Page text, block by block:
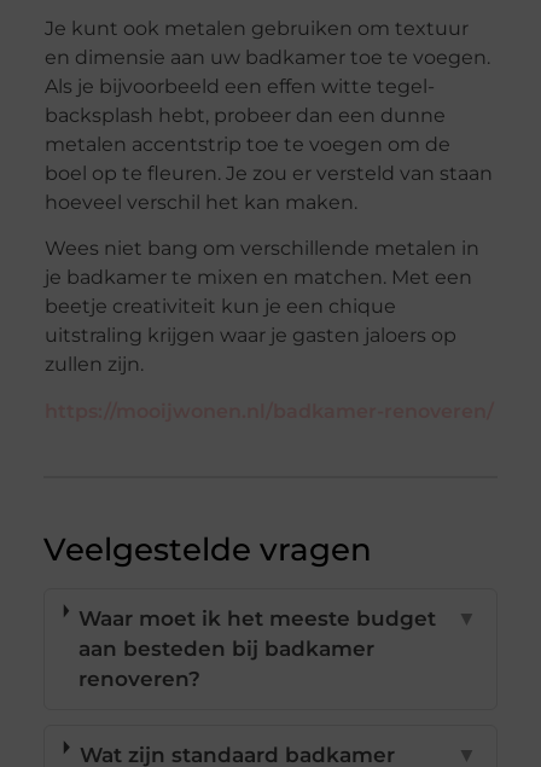
Je kunt ook metalen gebruiken om textuur
en dimensie aan uw badkamer toe te voegen.
Als je bijvoorbeeld een effen witte tegel-
backsplash hebt, probeer dan een dunne
metalen accentstrip toe te voegen om de
boel op te fleuren. Je zou er versteld van staan
​​hoeveel verschil het kan maken.
Wees niet bang om verschillende metalen in
je badkamer te mixen en matchen. Met een
beetje creativiteit kun je een chique
uitstraling krijgen waar je gasten jaloers op
zullen zijn.
Veelgestelde vragen
Waar moet ik het meeste budget
aan besteden bij badkamer
renoveren?
▼
Wat zijn standaard badkamer ▼